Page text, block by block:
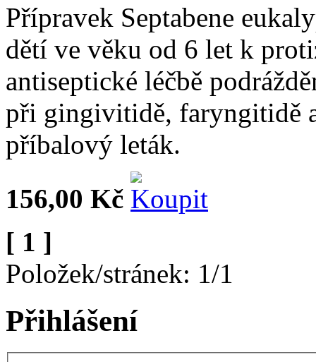
Přípravek Septabene
dětí ve věku od 6 let k
antiseptické léčbě
při gingivitidě, faryngitidě
příbalový leták.
156,00 Kč
[ 1 ]
Položek/stránek: 1/1
Přihlášení